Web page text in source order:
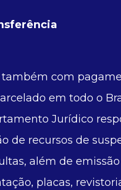
com
em todo o
Jurídico
de recursos de
além de emissão
placas,